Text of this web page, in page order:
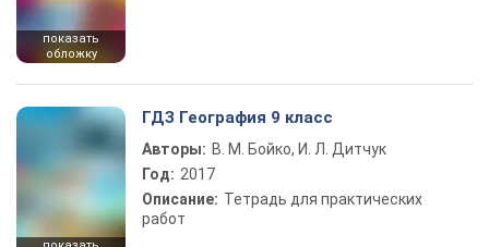
показать
обложку
ГДЗ География 9 класс
Авторы: В. М. Бойко, И. Л. Дитчук
Год: 2017
Описание: Тетрадь для практических
работ